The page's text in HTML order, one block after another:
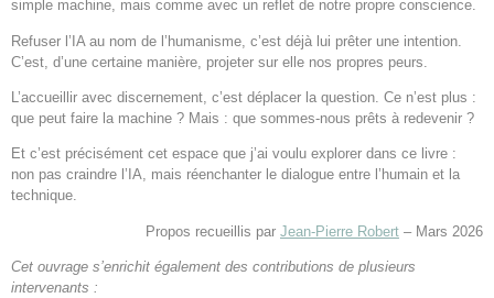
simple machine, mais comme avec un reflet de notre propre conscience.
Refuser l’IA au nom de l’humanisme, c’est déjà lui prêter une intention.
C’est, d’une certaine manière, projeter sur elle nos propres peurs.
L’accueillir avec discernement, c’est déplacer la question. Ce n’est plus :
que peut faire la machine ? Mais : que sommes-nous prêts à redevenir ?
Et c’est précisément cet espace que j’ai voulu explorer dans ce livre :
non pas craindre l’IA, mais réenchanter le dialogue entre l’humain et la
technique.
Propos recueillis par Jean-Pierre Robert – Mars 2026
Cet ouvrage s’enrichit également des contributions de plusieurs
intervenants :